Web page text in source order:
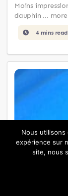
Moins
dauphin ... more
4 mins read
Nous utilisons
expérience sur
site, nous